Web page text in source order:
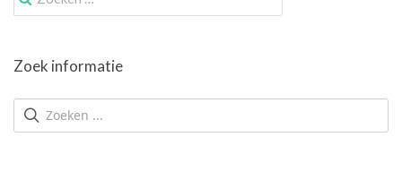
naar:
Zoek informatie